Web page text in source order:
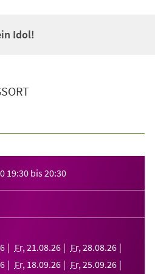
Idol!
19:30 bis20:30
Fr, 21 .08.26 Fr, 28.08.26
Fr, 18.09.26 Fr, 25.09.26